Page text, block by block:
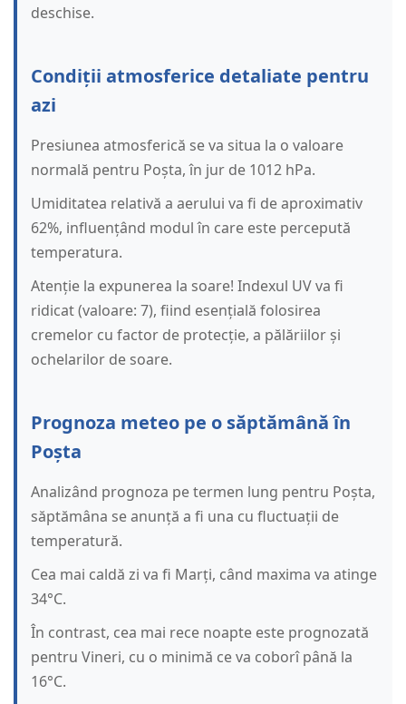
deschise.
Condiții atmosferice detaliate pentru
azi
Presiunea atmosferică se va situa la o valoare
normală pentru Poșta, în jur de 1012 hPa.
Umiditatea relativă a aerului va fi de aproximativ
62%, influențând modul în care este percepută
temperatura.
Atenție la expunerea la soare! Indexul UV va fi
ridicat (valoare: 7), fiind esențială folosirea
cremelor cu factor de protecție, a pălăriilor și
ochelarilor de soare.
Prognoza meteo pe o săptămână în
Poșta
Analizând prognoza pe termen lung pentru Poșta,
săptămâna se anunță a fi una cu fluctuații de
temperatură.
Cea mai caldă zi va fi Marți, când maxima va atinge
34°C.
În contrast, cea mai rece noapte este prognozată
pentru Vineri, cu o minimă ce va coborî până la
16°C.